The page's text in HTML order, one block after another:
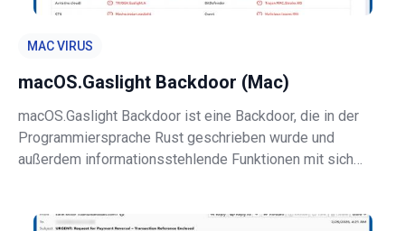
MAC VIRUS
macOS.Gaslight Backdoor (Mac)
macOS.Gaslight Backdoor ist eine Backdoor, die in der
Programmiersprache Rust geschrieben wurde und
außerdem informationsstehlende Funktionen mit sich
auszuführen, während sie unauffällig Daten vo